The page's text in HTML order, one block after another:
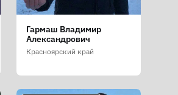
Гармаш Владимир
Александрович
Красноярский край